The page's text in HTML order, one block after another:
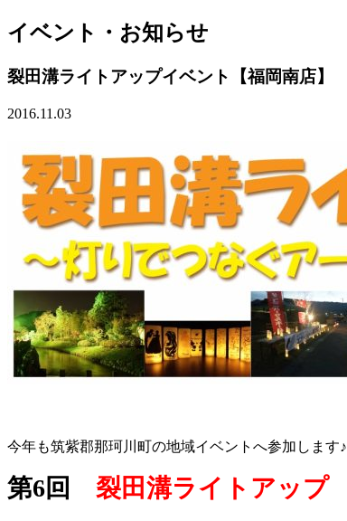
イベント・お知らせ
裂田溝ライトアップイベント【福岡南店】
2016.11.03
今年も筑紫郡那珂川町の地域イベントへ参加します♪
第6回 裂田溝ライトアップ